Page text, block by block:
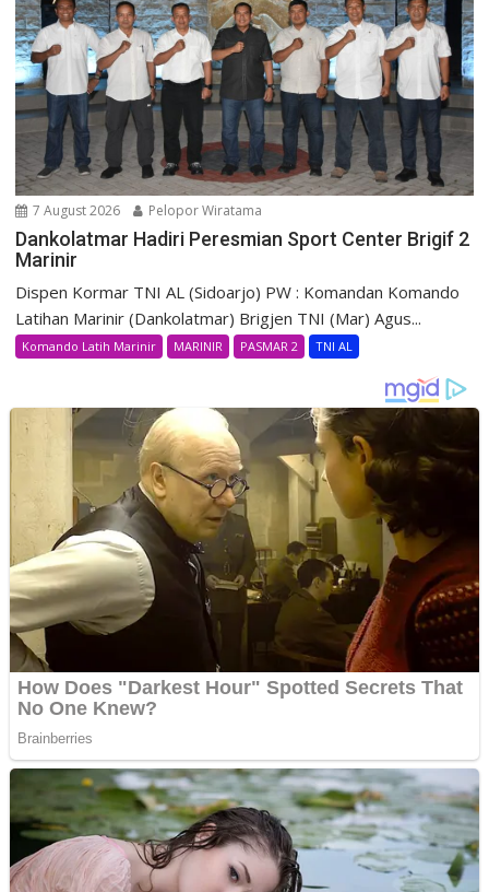
7 August 2026 Pelopor Wiratama
Dankolatmar Hadiri Peresmian Sport Center Brigif 2
Marinir
Dispen Kormar TNI AL (Sidoarjo) PW : Komandan Komando
Latihan Marinir (Dankolatmar) Brigjen TNI (Mar) Agus...
Komando Latih Marinir MARINIR PASMAR 2 TNI AL